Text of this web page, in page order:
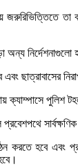
জরুরিভিত্তিতে তা
অন্য নির্দেশনাগুলো
ছাত্রাবাসের
ক্যাম্পাসে পুলিশ
করতে হবে এবং